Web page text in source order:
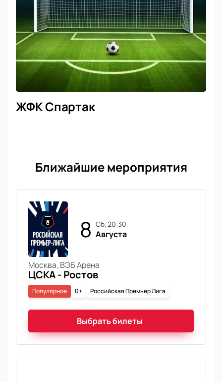
ЖФК Спартак
Ближайшие мероприятия
8 сб, 20:30
Августа
Москва, ВЭБ Арена
ЦСКА - Ростов
0+ Российская Премьер Лига
Популярное
Выбрать билеты